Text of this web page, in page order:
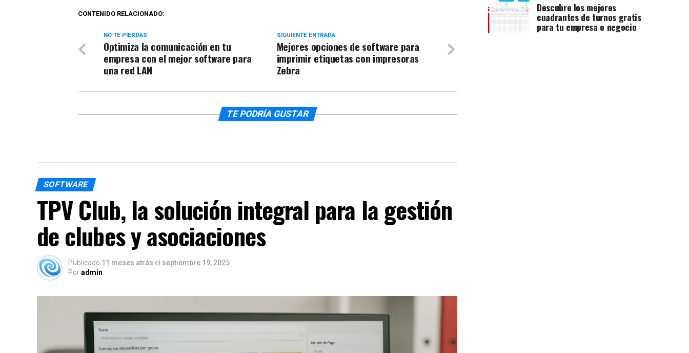
CONTENIDO RELACIONADO:
SIGUIENTE ENTRADA
Mejores opciones de software para
imprimir etiquetas con impresoras
Zebra
NO TE PIERDAS
Optimiza la comunicación en tu
empresa con el mejor software para
una red LAN
TE PODRÍA GUSTAR
SOFTWARE
TPV Club, la solución integral para la gestión
de clubes y asociaciones
Publicado 11 meses atrás el septiembre 19, 2025
Poradmin
Descubre los mejores
cuadrantes de turnos gratis
para tu empresa o negocio